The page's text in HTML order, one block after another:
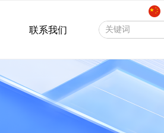
联系我们